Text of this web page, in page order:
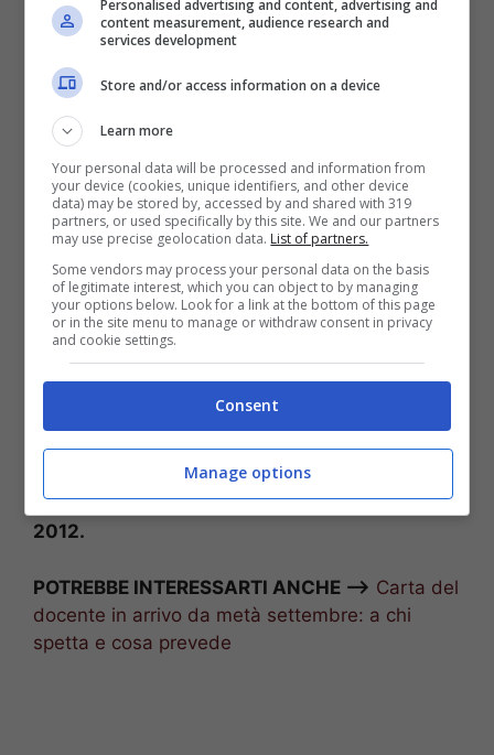
caso di una donna: lasignora Rossi (nome di
fantasia) che, a dopo aver dichiarato il
fallimento di una società, risultava ancora
essere debitrice per un importo pari a
rimasti impagati. Per tale motivo faceva ricorso
alla procedura di esdebitazione prevista
dall’articolo 14-quaterdecies dalla legge 3 del
2012.
POTREBBE INTERESSARTI ANCHE —> Carta del
docente in arrivo da metà settembre: a chi
spetta e cosa prevede
Personalised advertising and content, advertising and
content measurement, audience research and
services development
Store and/or access information on a device
Learn more
Your personal data will be processed and information from
your device (cookies, unique identifiers, and other device
data) may be stored by, accessed by and shared with 319
partners, or used specifically by this site. We and our partners
may use precise geolocation data. List of partners.
Some vendors may process your personal data on the basis
of legitimate interest, which you can object to by managing
your options below. Look for a link at the bottom of this page
or in the site menu to manage or withdraw consent in privacy
and cookie settings.
Consent
Manage options